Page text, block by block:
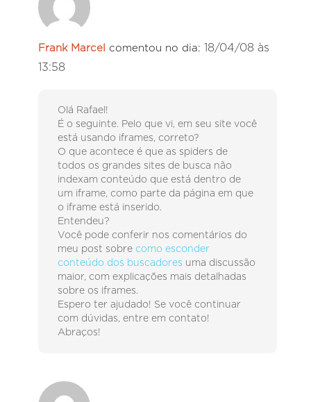
Frank Marcel comentou no dia: 18/04/08 às
13:58
Olá Rafael!
É o seguinte. Pelo que vi, em seu site você
está usando iframes, correto?
O que acontece é que as spiders de
todos os grandes sites de busca não
indexam conteúdo que está dentro de
um iframe, como parte da página em que
o iframe está inserido.
Entendeu?
Você pode conferir nos comentários do
meu post sobre como esconder
conteúdo dos buscadores uma discussão
maior, com explicações mais detalhadas
sobre os iframes.
Espero ter ajudado! Se você continuar
com dúvidas, entre em contato!
Abraços!